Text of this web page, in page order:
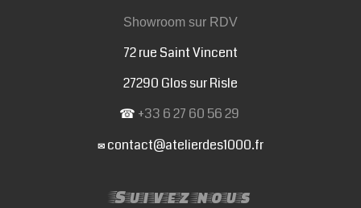
Showroom sur RDV
72 rue Saint Vincent
27290 Glos sur Risle
☎ +33 6 27 60 56 29
✉ contact@atelierdes1000.fr
Suivez nous